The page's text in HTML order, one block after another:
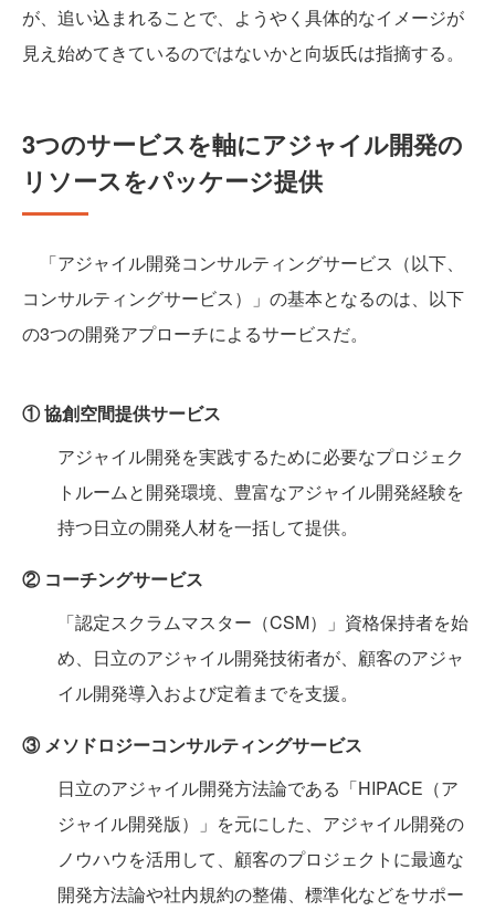
が、追い込まれることで、ようやく具体的なイメージが
見え始めてきているのではないかと向坂氏は指摘する。
3つのサービスを軸にアジャイル開発の
リソースをパッケージ提供
「アジャイル開発コンサルティングサービス（以下、
コンサルティングサービス）」の基本となるのは、以下
の3つの開発アプローチによるサービスだ。
① 協創空間提供サービス
アジャイル開発を実践するために必要なプロジェク
トルームと開発環境、豊富なアジャイル開発経験を
持つ日立の開発人材を一括して提供。
② コーチングサービス
「認定スクラムマスター（CSM）」資格保持者を始
め、日立のアジャイル開発技術者が、顧客のアジャ
イル開発導入および定着までを支援。
③ メソドロジーコンサルティングサービス
日立のアジャイル開発方法論である「HIPACE（ア
ジャイル開発版）」を元にした、アジャイル開発の
ノウハウを活用して、顧客のプロジェクトに最適な
開発方法論や社内規約の整備、標準化などをサポー